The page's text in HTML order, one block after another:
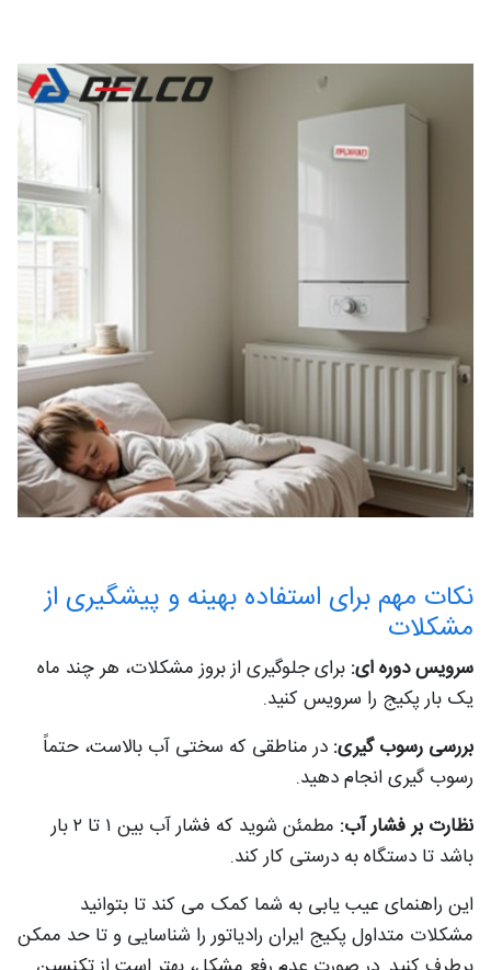
نکات مهم برای استفاده بهینه و پیشگیری از
مشکلات
سرویس دوره ای: برای جلوگیری از بروز مشکلات، هر چند ماه
یک بار پکیج را سرویس کنید.
بررسی رسوب گیری: در مناطقی که سختی آب بالاست، حتماً
رسوب گیری انجام دهید.
نظارت بر فشار آب:
مطمئن شوید که فشار آب بین ۱ تا ۲ بار
باشد تا دستگاه به درستی کار کند.
این راهنمای عیب یابی به شما کمک می کند تا بتوانید
مشکلات متداول پکیج ایران رادیاتور را شناسایی و تا حد ممکن